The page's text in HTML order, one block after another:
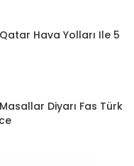
Hava Yolları Ile 5
Diyarı Fas Türk